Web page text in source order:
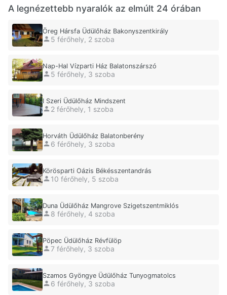
A legnézettebb nyaralók az elmúlt 24 órában
Öreg Hársfa Üdülőház Bakonyszentkirály
5 férőhely, 2 szoba
Nap-Hal Vízparti Ház Balatonszárszó
5 férőhely, 3 szoba
I Szeri Üdülőház Mindszent
2 férőhely, 1 szoba
Horváth Üdülőház Balatonberény
6 férőhely, 3 szoba
Körösparti Oázis Békésszentandrás
10 férőhely, 5 szoba
Duna Üdülőház Mangrove Szigetszentmiklós
8 férőhely, 4 szoba
Pöpec Üdülőház Révfülöp
7 férőhely, 3 szoba
Szamos Gyöngye Üdülőház Tunyogmatolcs
6 férőhely, 3 szoba